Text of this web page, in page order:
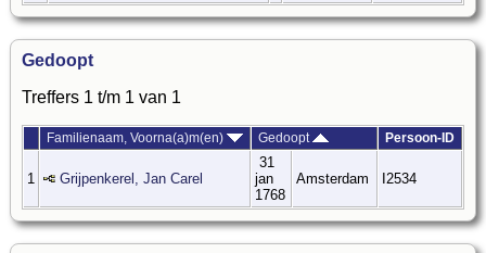
Gedoopt
Treffers 1 t/m 1 van 1
Familienaam, Voorna(a)m(en) Gedoopt Persoon-ID
1 Grijpenkerel, Jan Carel
31
jan
1768
Amsterdam I2534